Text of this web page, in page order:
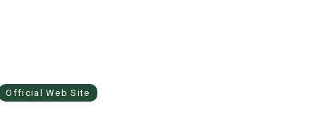
Official Web Site